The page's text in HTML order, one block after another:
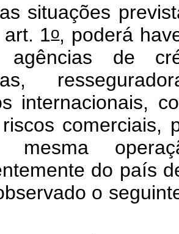
situações
art. 1o, poderá
de
internacionais,
comerciais,
do país
observado o